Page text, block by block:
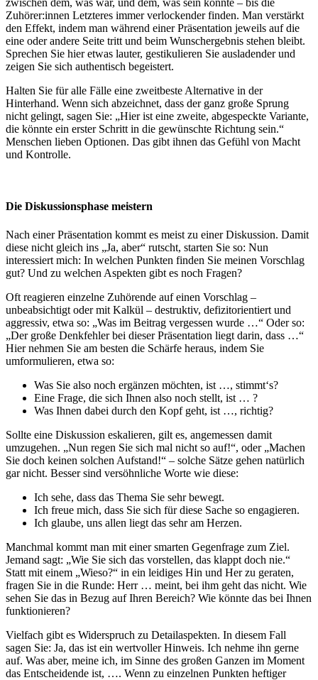
zwischen dem, was war, und dem, was sein könnte – bis die
Zuhörer:innen Letzteres immer verlockender finden. Man verstärkt
den Effekt, indem man während einer Präsentation jeweils auf die
eine oder andere Seite tritt und beim Wunschergebnis stehen bleibt.
Sprechen Sie hier etwas lauter, gestikulieren Sie ausladender und
zeigen Sie sich authentisch begeistert.
Halten Sie für alle Fälle eine zweitbeste Alternative in der
Hinterhand. Wenn sich abzeichnet, dass der ganz große Sprung
nicht gelingt, sagen Sie: „Hier ist eine zweite, abgespeckte Variante,
die könnte ein erster Schritt in die gewünschte Richtung sein.“
Menschen lieben Optionen. Das gibt ihnen das Gefühl von Macht
und Kontrolle.
Die Diskussionsphase meistern
Nach einer Präsentation kommt es meist zu einer Diskussion. Damit
diese nicht gleich ins „Ja, aber“ rutscht, starten Sie so: Nun
interessiert mich: In welchen Punkten finden Sie meinen Vorschlag
gut? Und zu welchen Aspekten gibt es noch Fragen?
Oft reagieren einzelne Zuhörende auf einen Vorschlag –
unbeabsichtigt oder mit Kalkül – destruktiv, defizitorientiert und
aggressiv, etwa so: „Was im Beitrag vergessen wurde …“ Oder so:
„Der große Denkfehler bei dieser Präsentation liegt darin, dass …“
Hier nehmen Sie am besten die Schärfe heraus, indem Sie
umformulieren, etwa so:
Was Sie also noch ergänzen möchten, ist …, stimmt‘s?
Eine Frage, die sich Ihnen also noch stellt, ist … ?
Was Ihnen dabei durch den Kopf geht, ist …, richtig?
Sollte eine Diskussion eskalieren, gilt es, angemessen damit
umzugehen. „Nun regen Sie sich mal nicht so auf!“, oder „Machen
Sie doch keinen solchen Aufstand!“ – solche Sätze gehen natürlich
gar nicht. Besser sind versöhnliche Worte wie diese:
Ich sehe, dass das Thema Sie sehr bewegt.
Ich freue mich, dass Sie sich für diese Sache so engagieren.
Ich glaube, uns allen liegt das sehr am Herzen.
Manchmal kommt man mit einer smarten Gegenfrage zum Ziel.
Jemand sagt: „Wie Sie sich das vorstellen, das klappt doch nie.“
Statt mit einem „Wieso?“ in ein leidiges Hin und Her zu geraten,
fragen Sie in die Runde: Herr … meint, bei ihm geht das nicht. Wie
sehen Sie das in Bezug auf Ihren Bereich? Wie könnte das bei Ihnen
funktionieren?
Vielfach gibt es Widerspruch zu Detailaspekten. In diesem Fall
sagen Sie: Ja, das ist ein wertvoller Hinweis. Ich nehme ihn gerne
auf. Was aber, meine ich, im Sinne des großen Ganzen im Moment
das Entscheidende ist, …. Wenn zu einzelnen Punkten heftiger